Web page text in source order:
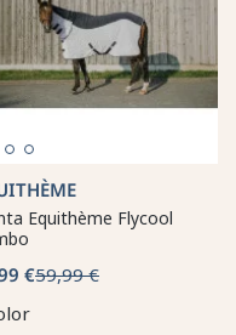
Equithème Flycool
€59,99 €